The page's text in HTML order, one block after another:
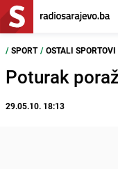
/ SPORT / OSTALI SPORTOVI
Poturak
29.05.10. 18:13